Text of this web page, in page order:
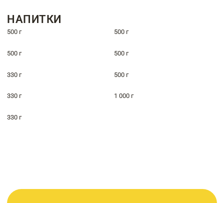
НАПИТКИ
500 г 500 г
500 г 500 г
330 г 500 г
330 г 1 000 г
330 г